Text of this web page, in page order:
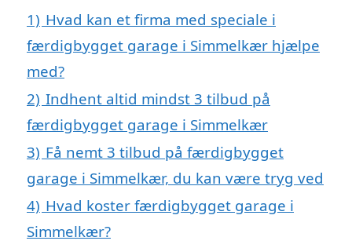
1) Hvad kan et firma med speciale i
færdigbygget garage i Simmelkær hjælpe
med?
2) Indhent altid mindst 3 tilbud på
færdigbygget garage i Simmelkær
3) Få nemt 3 tilbud på færdigbygget
garage i Simmelkær, du kan være tryg ved
4) Hvad koster færdigbygget garage i
Simmelkær?